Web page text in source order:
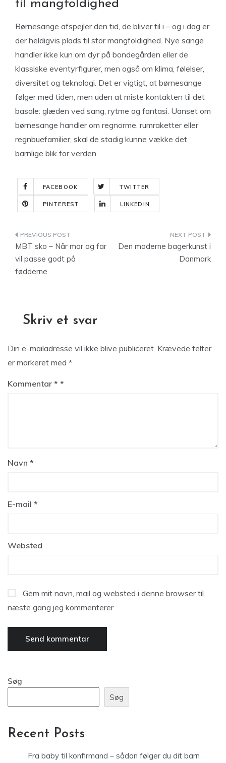
til mangfoldighed
Børnesange afspejler den tid, de bliver til i – og i dag er
der heldigvis plads til stor mangfoldighed. Nye sange
handler ikke kun om dyr på bondegården eller de
klassiske eventyrfigurer, men også om klima, følelser,
diversitet og teknologi. Det er vigtigt, at børnesange
følger med tiden, men uden at miste kontakten til det
basale: glæden ved sang, rytme og fantasi. Uanset om
børnesange handler om regnorme, rumraketter eller
regnbuefamilier, skal de stadig kunne vække det
barnlige blik for verden.
FACEBOOK TWITTER
PINTEREST LINKEDIN
Indlægsnavigation
MBT sko – Når mor og far
vil passe godt på
fødderne
Den moderne bagerkunst i
Danmark
Skriv et svar
Din e-mailadresse vil ikke blive publiceret. Krævede felter
er markeret med *
Kommentar *
Navn *
E-mail *
Websted
Gem mit navn, mail og websted i denne browser til
næste gang jeg kommenterer.
Søg
Søg
Recent Posts
Fra baby til konfirmand – sådan følger du dit barn